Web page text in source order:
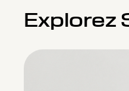
Explorez